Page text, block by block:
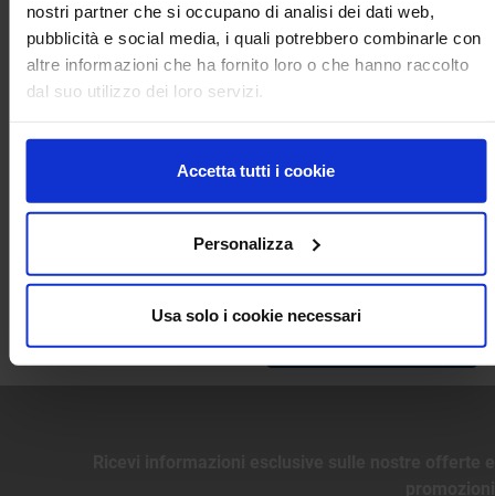
nostri partner che si occupano di analisi dei dati web,
pubblicità e social media, i quali potrebbero combinarle con
altre informazioni che ha fornito loro o che hanno raccolto
dal suo utilizzo dei loro servizi.
Accetta tutti i cookie
Personalizza
Usa solo i cookie necessari
Abrasivi Media Amido di cereali e mais – ENVIROSTRIP®
Visualizzati 1-3 su 3 articoli
Torna all'inizio